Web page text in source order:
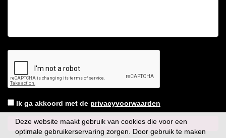
Ik ga akkoord met de privacyvoorwaarden
Deze website maakt gebruik van cookies die voor een
optimale gebruikerservaring zorgen. Door gebruik te maken